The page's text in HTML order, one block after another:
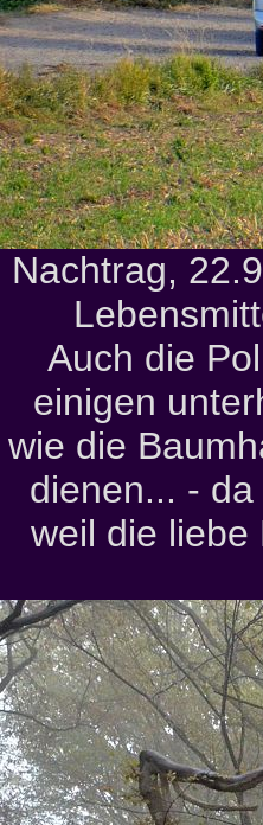
Nachtrag,
Auch die
einigen
wie die
dienen... -
weil die liebe